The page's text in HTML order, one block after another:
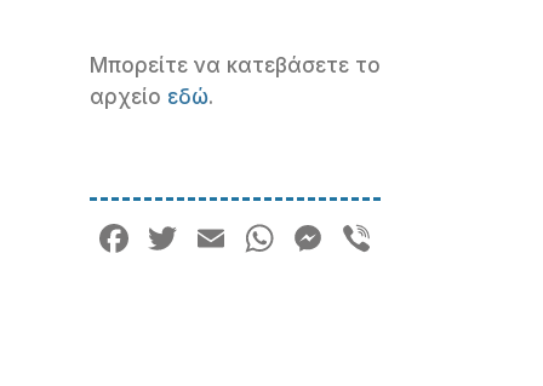
Μπορείτε να κατεβάσετε το
αρχείο εδώ.
Facebook
Twitter
EmailWhatsApp
Messenger